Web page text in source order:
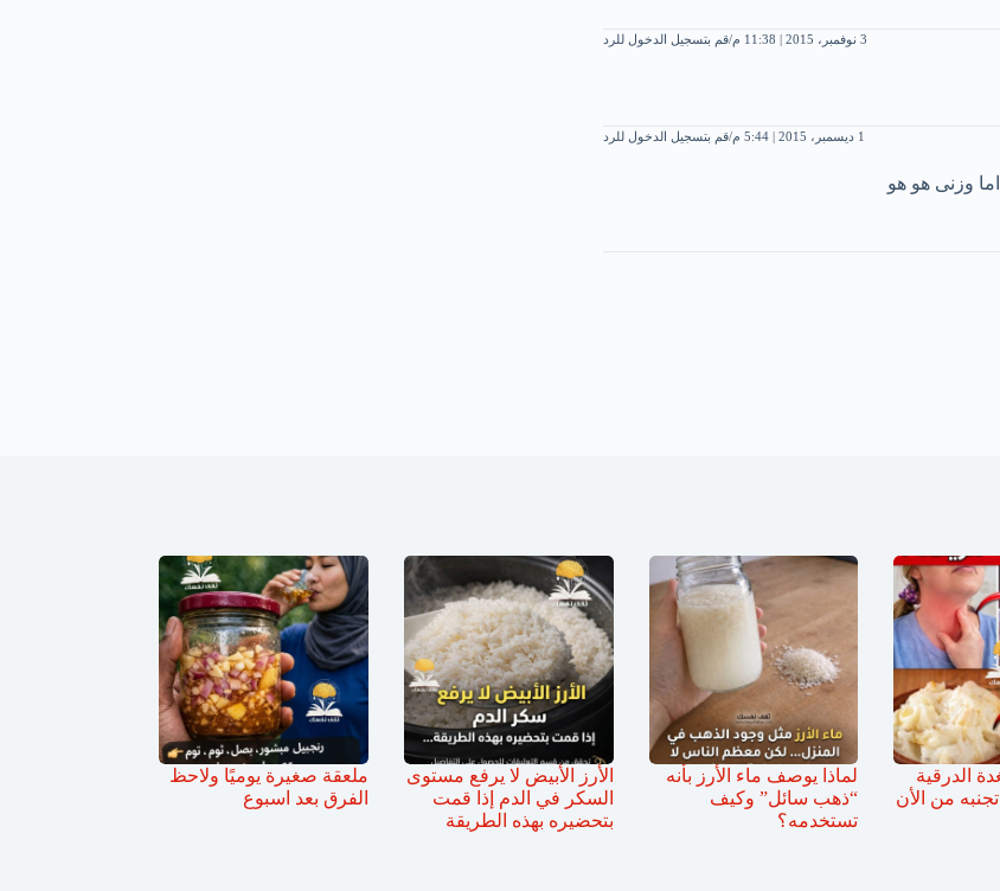
3 نوفمبر، 2015 | 11:38 م قم بتسجيل الدخول للرد
1 ديسمبر، 2015 | 5:44 م قم بتسجيل الدخول للرد
وزنى هو هو
الدرقية
تجنبه من الأن
لماذا يوصف ماء الأرز بأنه
“ذهب سائل” وكيف
تستخدمه؟
الأرز الأبيض لا يرفع مستوى
السكر في الدم إذا قمت
بتحضيره بهذه الطريقة
ملعقة صغيرة يوميًا ولاحظ
الفرق بعد اسبوع